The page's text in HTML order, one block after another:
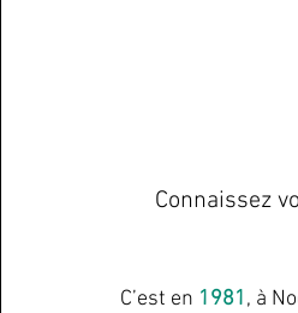
Connaissez
C’est en 1981, à